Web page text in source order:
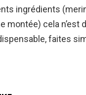
ingrédients
montée) cela n’est
faites